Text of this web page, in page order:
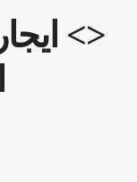
<>